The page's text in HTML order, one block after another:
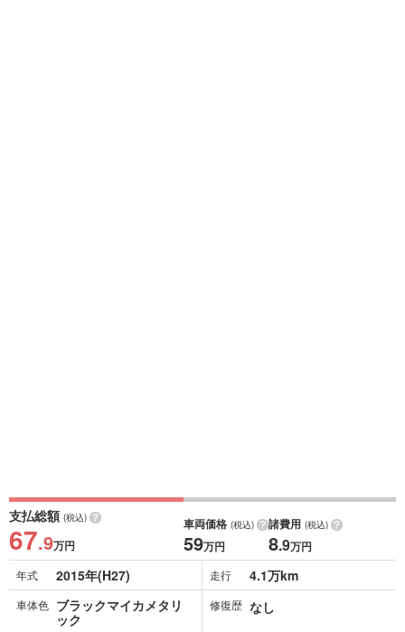
支払総額 (税込)
67.9万円
車両価格 (税込)
59万円
諸費用 (税込)
8.9万円
年式 2015年(H27) 走行 4.1万km
車体色 ブラックマイカメタリ
ック
修復歴 なし